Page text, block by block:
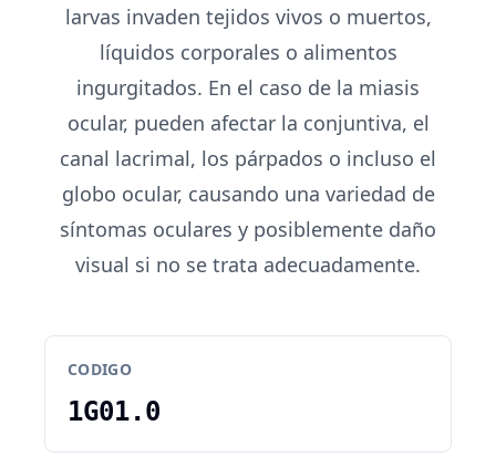
larvas invaden tejidos vivos o muertos,
líquidos corporales o alimentos
ingurgitados. En el caso de la miasis
ocular, pueden afectar la conjuntiva, el
canal lacrimal, los párpados o incluso el
globo ocular, causando una variedad de
síntomas oculares y posiblemente daño
visual si no se trata adecuadamente.
CODIGO
1G01.0